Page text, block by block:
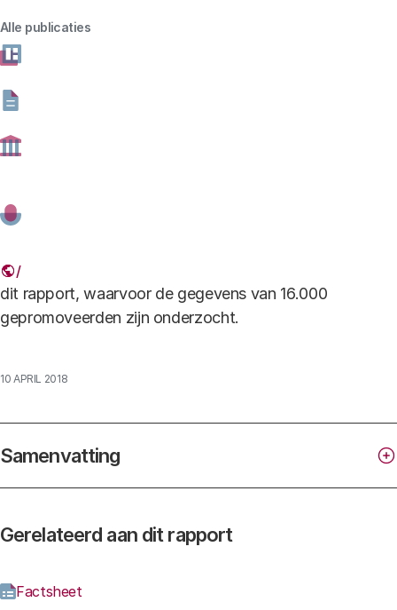
Alle publicaties
shutterstock_126318380.jpg
groot deel buiten de universiteit te liggen. Dat blijkt uit
dit rapport, waarvoor de gegevens van 16.000
gepromoveerden zijn onderzocht.
10 APRIL 2018
Auteurs
Ir. Alexandra Vennekens MBA
Samenvatting
Careers of Doctorate Holders’
Gerelateerd aan dit rapport
Factsheet